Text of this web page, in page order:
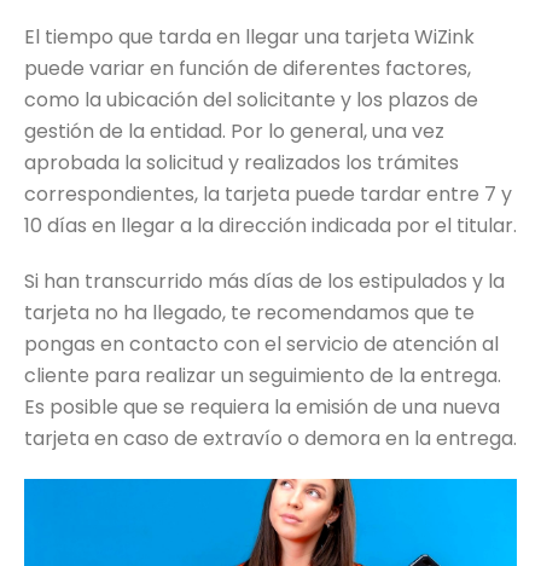
El tiempo que tarda en llegar una tarjeta WiZink
puede variar en función de diferentes factores,
como la ubicación del solicitante y los plazos de
gestión de la entidad. Por lo general, una vez
aprobada la solicitud y realizados los trámites
correspondientes, la tarjeta puede tardar entre 7 y
10 días en llegar a la dirección indicada por el titular.
Si han transcurrido más días de los estipulados y la
tarjeta no ha llegado, te recomendamos que te
pongas en contacto con el servicio de atención al
cliente para realizar un seguimiento de la entrega.
Es posible que se requiera la emisión de una nueva
tarjeta en caso de extravío o demora en la entrega.